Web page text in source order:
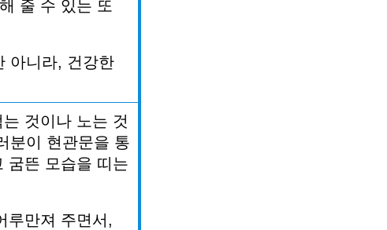
줄 수 있는 또
아니라, 건강한
는 것이나 노는 것
분이 현관문을 통
굼뜬 모습을 띠는
루만져 주면서 ,